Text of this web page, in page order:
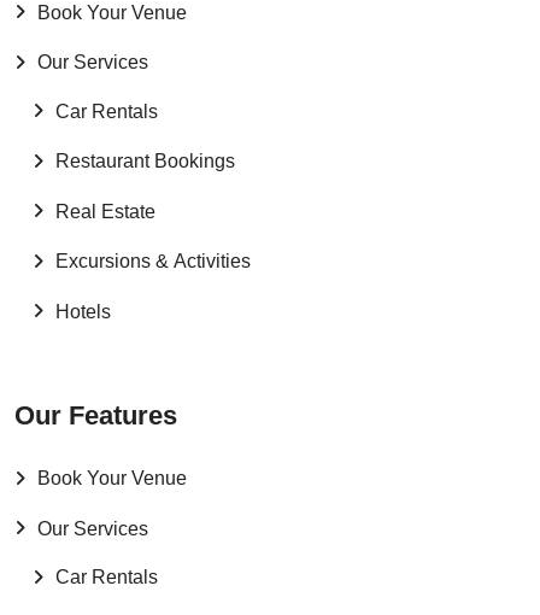
Book Your Venue
Our Services
Car Rentals
Restaurant Bookings
Real Estate
Excursions & Activities
Hotels
Our Features
Book Your Venue
Our Services
Car Rentals